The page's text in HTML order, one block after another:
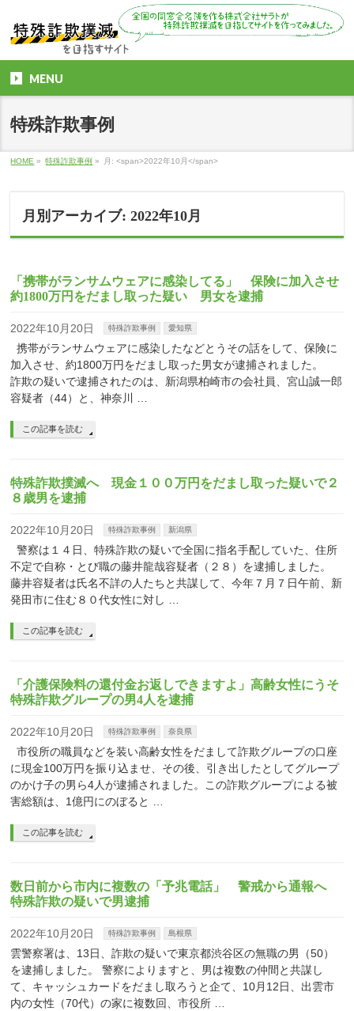
MENU
特殊詐欺事例
HOME » 特殊詐欺事例 » 月: <span>2022年10月</span>
月別アーカイブ: 2022年10月
「携帯がランサムウェアに感染してる」 保険に加入させ
約1800万円をだまし取った疑い 男女を逮捕
2022年10月20日 特殊詐欺事例 愛知県
携帯がランサムウェアに感染したなどとうその話をして、保険に
加入させ、約1800万円をだまし取った男女が逮捕されました。
詐欺の疑いで逮捕されたのは、新潟県柏崎市の会社員、宮山誠一郎
容疑者（44）と、神奈川 …
この記事を読む
特殊詐欺撲滅へ 現金１００万円をだまし取った疑いで２
８歳男を逮捕
2022年10月20日 特殊詐欺事例 新潟県
警察は１４日、特殊詐欺の疑いで全国に指名手配していた、住所
不定で自称・とび職の藤井龍哉容疑者（２８）を逮捕しました。
藤井容疑者は氏名不詳の人たちと共謀して、今年７月７日午前、新
発田市に住む８０代女性に対し …
この記事を読む
「介護保険料の還付金お返しできますよ」高齢女性にうそ
特殊詐欺グループの男4人を逮捕
2022年10月20日 特殊詐欺事例 奈良県
市役所の職員などを装い高齢女性をだまして詐欺グループの口座
に現金100万円を振り込ませ、その後、引き出したとしてグループ
のかけ子の男ら4人が逮捕されました。この詐欺グループによる被
害総額は、1億円にのぼると …
この記事を読む
数日前から市内に複数の「予兆電話」 警戒から通報へ
特殊詐欺の疑いで男逮捕
2022年10月20日 特殊詐欺事例 島根県
雲警察署は、13日、詐欺の疑いで東京都渋谷区の無職の男（50）
を逮捕しました。 警察によりますと、男は複数の仲間と共謀し
て、キャッシュカードをだまし取ろうと企て、10月12日、出雲市
内の女性（70代）の家に複数回、市役所 …